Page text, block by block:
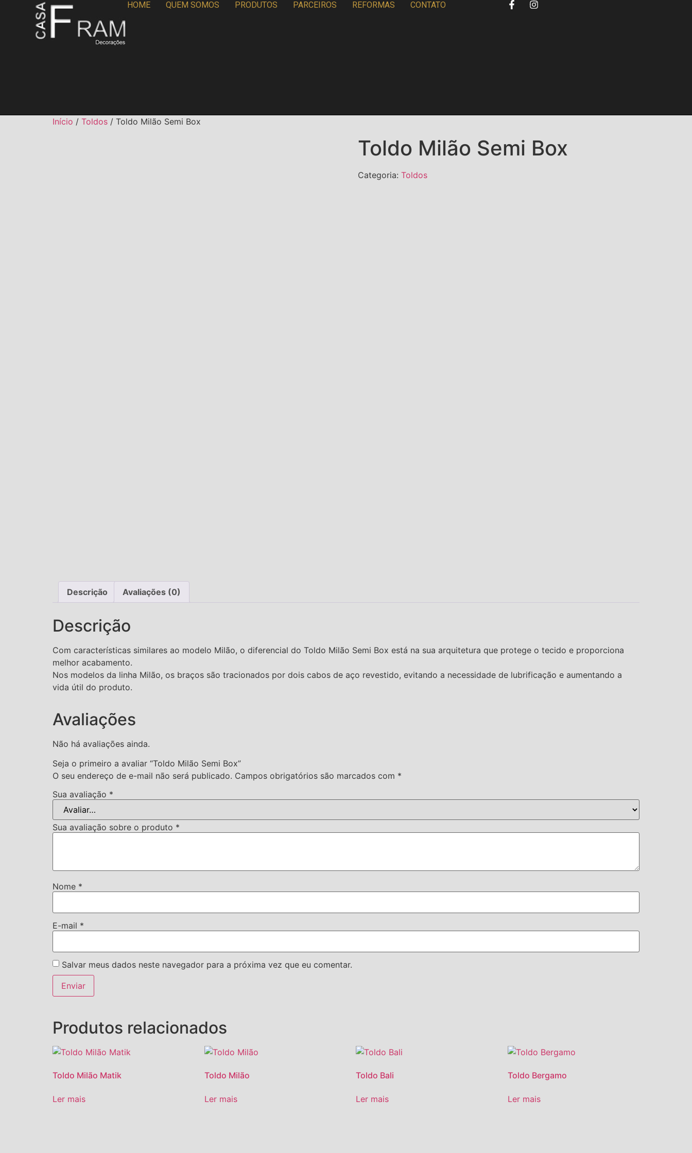
HOME QUEM SOMOS PRODUTOS PARCEIROS REFORMAS CONTATO
Início / Toldos / Toldo Milão Semi Box
Toldo Milão Semi Box
Categoria: Toldos
Descrição Avaliações (0)
Descrição
Com características similares ao modelo Milão, o diferencial do Toldo Milão Semi Box está na sua arquitetura que protege o tecido e proporciona
melhor acabamento.
Nos modelos da linha Milão, os braços são tracionados por dois cabos de aço revestido, evitando a necessidade de lubrificação e aumentando a
vida útil do produto.
Avaliações
Não há avaliações ainda.
Seja o primeiro a avaliar “Toldo Milão Semi Box”
O seu endereço de e-mail não será publicado. Campos obrigatórios são marcados com *
Sua avaliação *
Sua avaliação sobre o produto *
Nome *
E-mail *
Salvar meus dados neste navegador para a próxima vez que eu comentar.
Produtos relacionados
Toldo Milão Matik
Ler mais
Toldo Milão
Ler mais
Toldo Bali
Ler mais
Toldo Bergamo
Ler mais